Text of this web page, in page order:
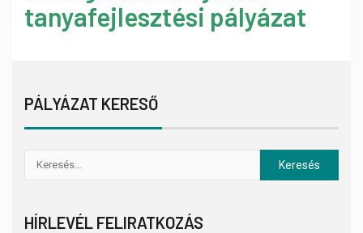
tanyafejlesztési pályázat
PÁLYÁZAT KERESŐ
HÍRLEVÉL FELIRATKOZÁS